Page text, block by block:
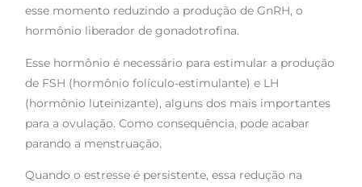
esse momento reduzindo a produção de GnRH, o
hormônio liberador de gonadotrofina.
Esse hormônio é necessário para estimular a produção
de FSH (hormônio folículo-estimulante) e LH
(hormônio luteinizante), alguns dos mais importantes
para a ovulação. Como consequência, pode acabar
parando a menstruação.
Quando o estresse é persistente, essa redução na